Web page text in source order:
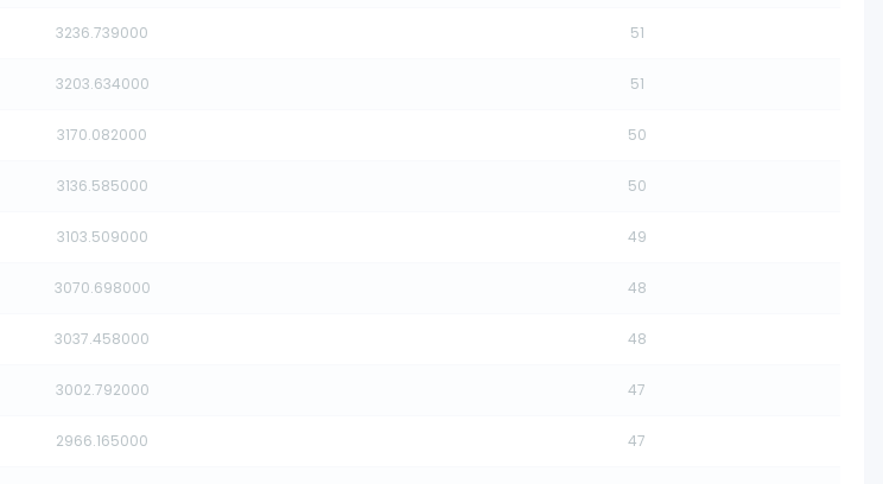
3236.739000 51
3203.634000 51
3170.082000 50
3136.585000 50
3103.509000 49
3070.698000 48
3037.458000 48
3002.792000 47
2966.165000 47